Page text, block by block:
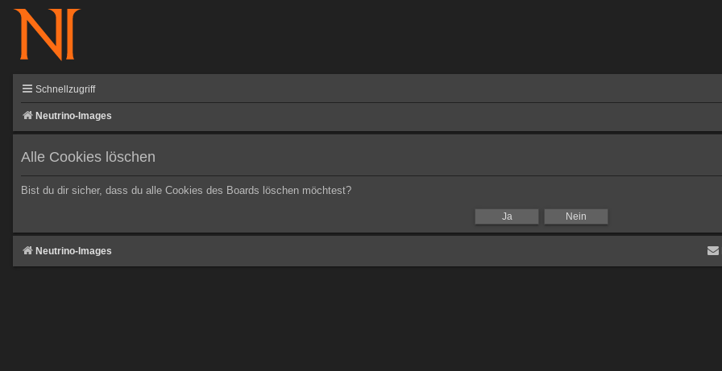
Schnellzugriff
Neutrino-Images
Alle Cookies löschen
Bist du dir sicher, dass du alle Cookies des Boards löschen möchtest?
Neutrino-Images